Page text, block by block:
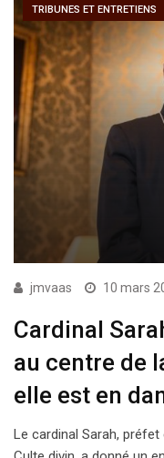
TRIBUNES ET ENTRETIENS
jmvaas 10 mars
Cardinal
au centre de
elle est en
Le cardinal Sarah,